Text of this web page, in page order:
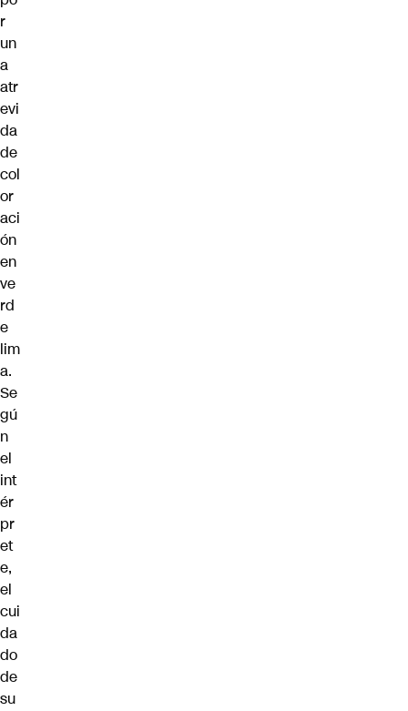
r
un
a
atr
evi
da
de
col
or
aci
ón
en
ve
rd
e
lim
a.
Se
gú
n
el
int
ér
pr
et
e,
el
cui
da
do
de
su